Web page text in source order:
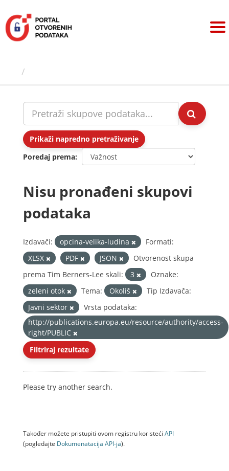
sadržaj
Prikaži napredno pretraživanje
Poredaj prema
Nisu pronađeni skupovi
podataka
Izdavači: opcina-velika-ludina
Formati:
XLSX
PDF JSON
Otvorenost skupa
prema Tim Berners-Lee skali:
3
Oznake:
zeleni otok
Tema: Okoliš
Tip Izdavača:
Javni sektor
Vrsta podataka:
http://publications.europa.eu/resource/authority/access-
right/PUBLIC
Filtriraj rezultate
Please try another search.
Također možete pristupiti ovom registru koristeći API
(pogledajte Dokumenаtаcijа API-jа).